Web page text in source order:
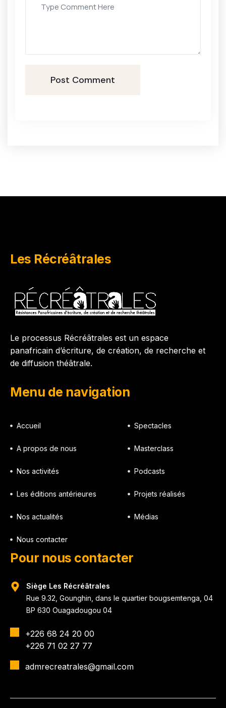
Post Comment
Les Récréâtrales
Le processus Récréâtrales est un espace
panafricain d’écriture, de création, de recherche et
de diffusion théâtrale.
Menu de navigation
Accueil
A propos de nous
Nos activités
Les éditions antérieures
Nos actualités
Nous contacter
Spectacles
Masterclass
Podcasts
Projets réalisés
Médias
Pour nous contacter
Siège Les Récréâtrales
Rue 9.32, Gounghin, dans le quartier bougsemtenga, 04
BP 630 Ouagadougou 04
+226 68 24 20 00
+226 71 02 27 77
admrecreatrales@gmail.com